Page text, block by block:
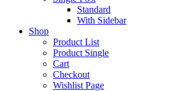
Standard
With Sidebar
Shop
Product List
Product Single
Cart
Checkout
Wishlist Page